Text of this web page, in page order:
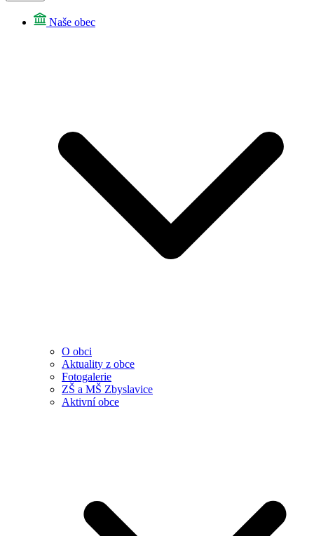
Naše obec
O obci
Aktuality z obce
Fotogalerie
ZŠ a MŠ Zbyslavice
Aktivní obce